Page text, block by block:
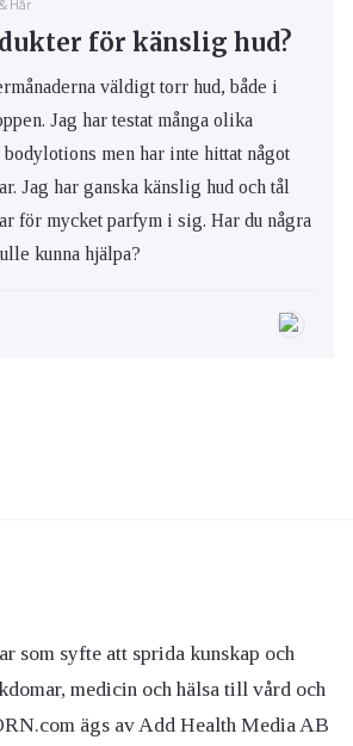
Hår
för känslig hud?
väldigt torr hud, både i
Jag har testat många olika
men har inte hittat något
Jag har ganska känslig hud och tål
för mycket parfym i sig. Har du några
kunna hjälpa?
som syfte att sprida kunskap och
medicin och hälsa till vård och
ägs av Add Health Media AB